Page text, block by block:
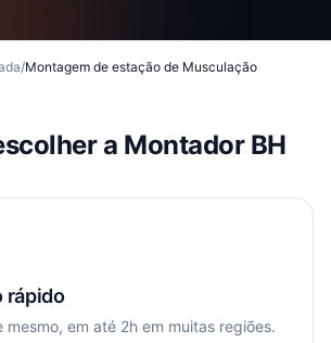
/Montagem de estação de Musculação
a Montador BH
rápido
mesmo, em até 2h em muitas regiões.